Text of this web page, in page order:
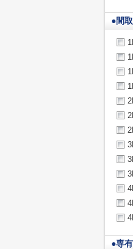
●間
●専